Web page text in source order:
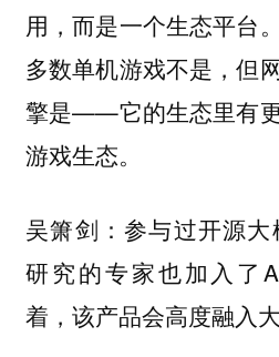
用，而是一个生态平台
多数单机游戏不是，但
擎是——它的生态里有
游戏生态。
吴箫剑：参与过开源大
研究的专家也加入了
着，该产品会高度融入